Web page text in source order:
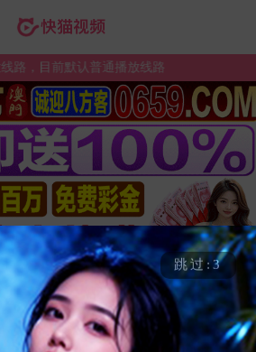
，目前默认普通播放线路
查看更多
跳过:2